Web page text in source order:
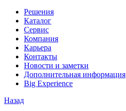
Решения
Каталог
Сервис
Компания
Карьера
Контакты
Новости и заметки
Дополнительная информация
Big Experience
Назад